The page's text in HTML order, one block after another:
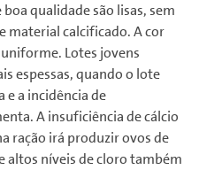
qualidade são lisas, sem
material calcificado. A cor
Lotes jovens
espessas, quando o lote
e a incidência de
A insuficiência de cálcio
ração irá produzir ovos de
altos níveis de cloro também